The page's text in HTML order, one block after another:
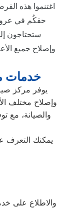
اغتنموا هذه
حقكُم في عروض
ستحتاجون
خدمات
يوفر مركز
وإصلاح مختلف
والصيانة، مع
يمكنك التعرف
والاطلاع على